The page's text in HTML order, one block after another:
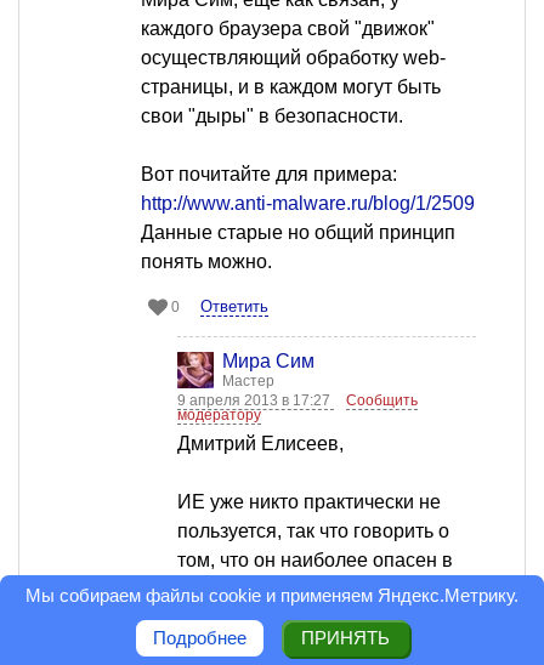
каждого браузера свой "движок"
осуществляющий обработку web-
страницы, и в каждом могут быть
свои "дыры" в безопасности.
Вот почитайте для примера:
http://www.anti-malware.ru/blog/1/2509
Данные старые но общий принцип
понять можно.
0 Ответить
Мира Сим
Мастер
9 апреля 2013 в 17:27
Сообщить
модератору
Дмитрий Елисеев,
ИЕ уже никто практически не
пользуется, так что говорить о
том, что он наиболее опасен в
плане опасности заражения -
неактуально
Мы собираем файлы cookie и применяем Яндекс.Метрику.
Подробнее ПРИНЯТЬ